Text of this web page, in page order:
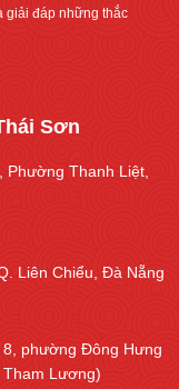
giải đáp những thắc
Sơn
Phường Thanh Liệt,
Liên Chiểu, Đà Nẵng
phường Đông Hưng
Lương)